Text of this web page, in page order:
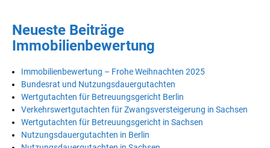
Neueste Beiträge
Immobilienbewertung
Immobilienbewertung – Frohe Weihnachten 2025
Bundesrat und Nutzungsdauergutachten
Wertgutachten für Betreuungsgericht Berlin
Verkehrswertgutachten für Zwangsversteigerung in Sachsen
Wertgutachten für Betreuungsgericht in Sachsen
Nutzungsdauergutachten in Berlin